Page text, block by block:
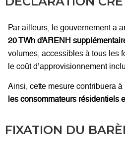
Par ailleurs, le gouvernement a
20 TWh d’ARENH
volumes, accessibles à tous les
le coût d’approvisionnement
Ainsi, cette mesure contribuera à
les consommateurs résidentiels
FIXATION DU